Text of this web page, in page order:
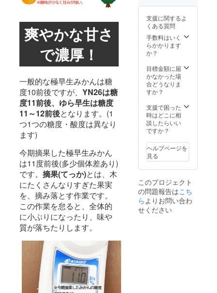
爽やかな甘さ
で濃厚！
一般的な極早生みかんは糖
度10前後ですが、 YN26は糖
度11前後、ゆら早生は糖度
11～12前後となります。(1
つ1つの糖度・酸度は異なり
ます)
今期摘果した極早生みかん
は11度前後(多少個体差あり)
です。 摘果(てっか)とは、木
にたくさんなりすぎた果実
を、摘み落とす作業です。
この作業を怠ると、全体的
に小ぶりになったり、味や
質が落ちたりします。
別々の
お届け
先をご
希望の
場合は
ご購入
配送先
をご記
入くだ
26：10
月上旬
より順
次発送
昨年は9
月25日
頃から
収穫 ▼
生：10
月中旬
より順
次発送
予定。※
んが含
いる事
があり
ます。
<お届け
につい
Ｎ26と
ゆら早
生は発
送時期
ります
ので、
別便で
のお届
りま
す。
別々の
お届け
希望の
場合は
ご購入
時の備
考欄に
支援に関するよ
くある質問
手数料はいく
らかかります
か？
目標金額に届
かなかった場
合どうなりま
すか？
支援で困った
時はどこに相
談したらいい
ですか？
ヘルプページを
見る
このプロジェクト
の問題報告はこち
らよりお問い合わ
せください